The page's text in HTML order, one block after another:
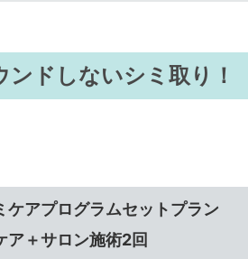
ンドしないシミ取り！
ケアプログラムセットプラン
ア＋サロン施術2回